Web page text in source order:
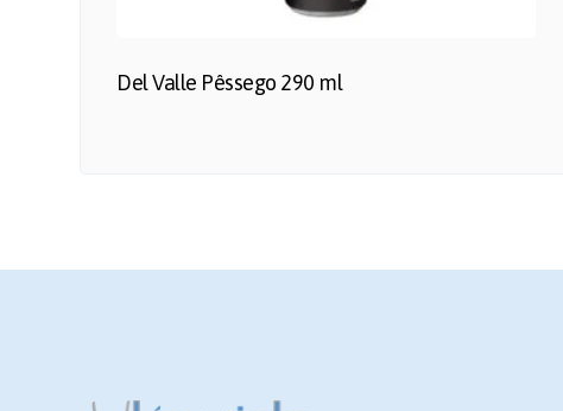
Del Valle Pêssego 290 ml